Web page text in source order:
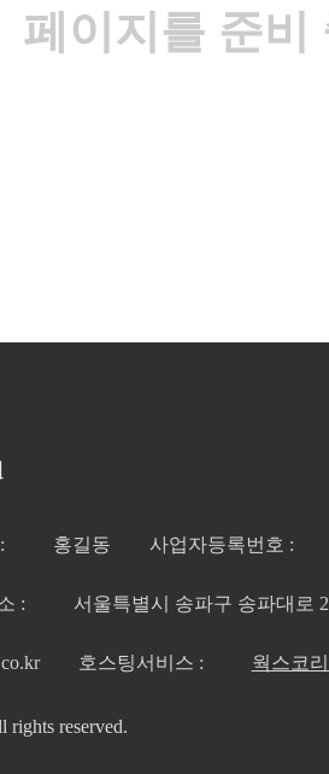
페이지를 준비
홍길동 사업자등록번호 :
: 서울특별시 송파구 송파대로
호스팅서비스 : 웍스코
reserved.